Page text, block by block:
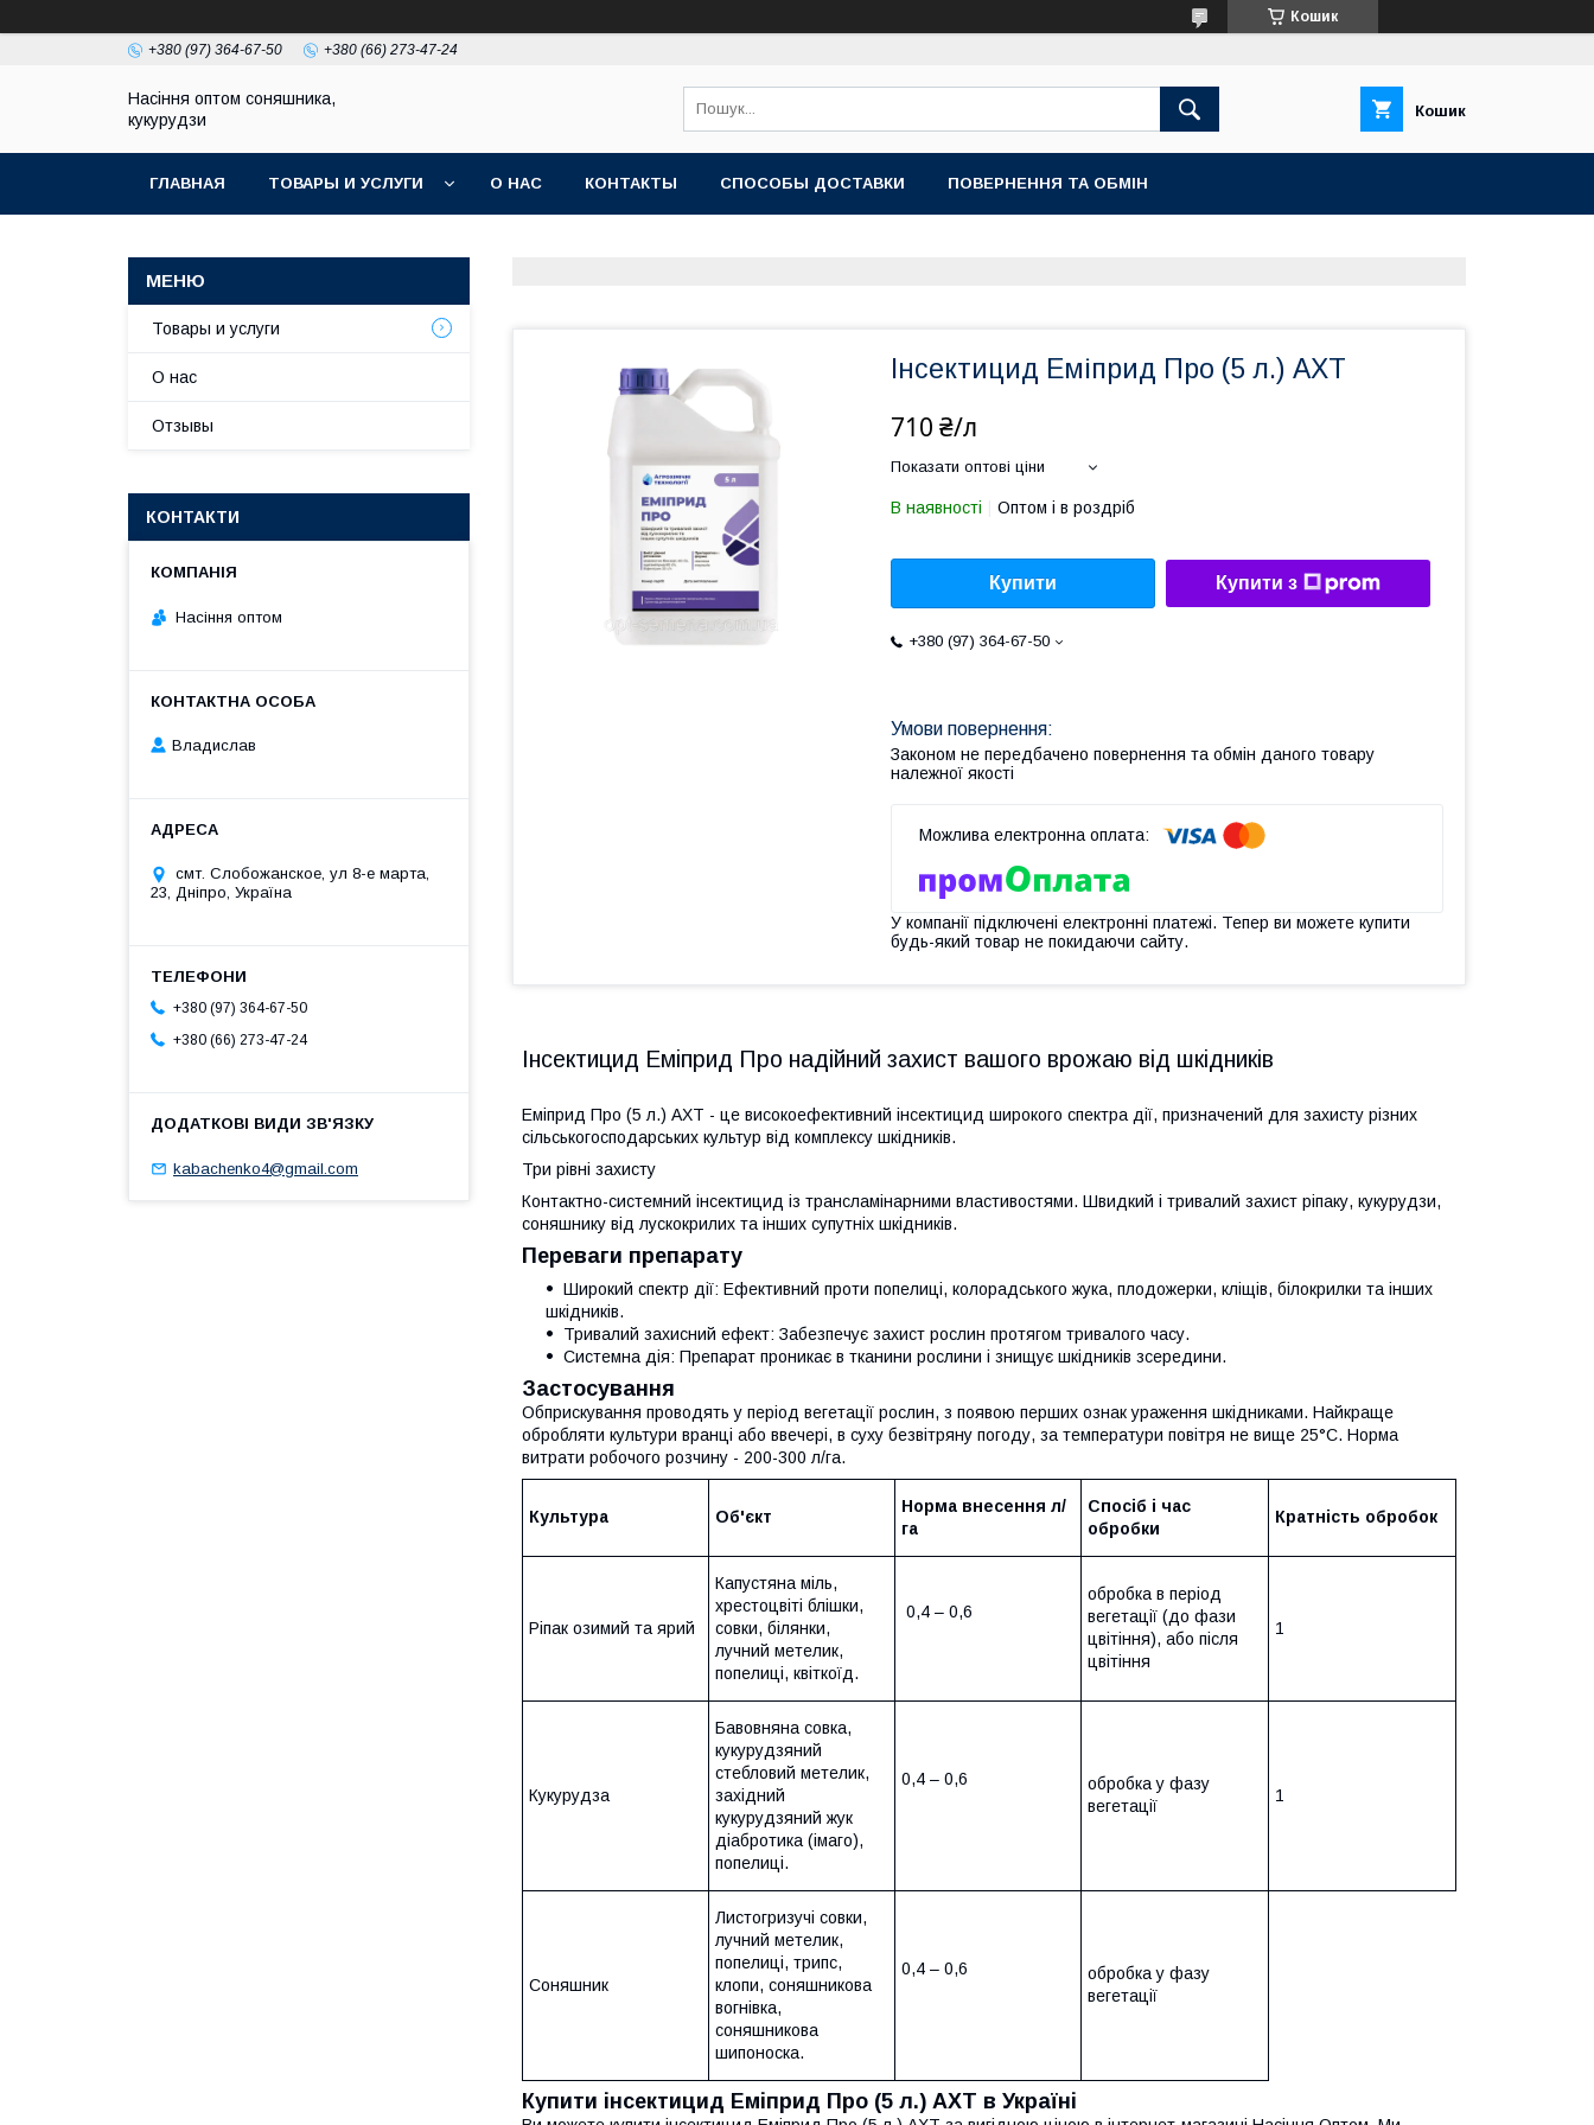
Кошик
+380 (97) 364-67-50 +380 (66) 273-47-24
Насіння оптом соняшника,
кукурудзи
Кошик
ГЛАВНАЯ ТОВАРЫ И УСЛУГИ О НАС КОНТАКТЫ СПОСОБЫ ДОСТАВКИ ПОВЕРНЕННЯ ТА ОБМІН
Інсектицид Еміприд Про (5 л.) АХТ
710 ₴/л
Показати оптові ціни
В наявності Оптом і в роздріб
Купити Купити з
+380 (97) 364-67-50
Законом не передбачено повернення та обмін даного товару
належної якості
У компанії підключені електронні платежі. Тепер ви можете купити
будь-який товар не покидаючи сайту.
Інсектицид Еміприд Про надійний захист вашого врожаю від шкідників
Еміприд Про (5 л.) АХТ - це високоефективний інсектицид широкого спектра дії, призначений для захисту різних
сільськогосподарських культур від комплексу шкідників.
Три рівні захисту
Контактно-системний інсектицид із трансламінарними властивостями. Швидкий і тривалий захист ріпаку, кукурудзи,
соняшнику від лускокрилих та інших супутніх шкідників.
Переваги препарату
Широкий спектр дії: Ефективний проти попелиці, колорадського жука, плодожерки, кліщів, білокрилки та інших
шкідників.
Тривалий захисний ефект: Забезпечує захист рослин протягом тривалого часу.
Системна дія: Препарат проникає в тканини рослини і знищує шкідників зсередини.
Застосування
Обприскування проводять у період вегетації рослин, з появою перших ознак ураження шкідниками. Найкраще
обробляти культури вранці або ввечері, в суху безвітряну погоду, за температури повітря не вище 25°C. Норма
витрати робочого розчину - 200-300 л/га.
Культура Об'єкт
Норма внесення л/
га
Спосіб і час
обробки
Кратність обробок
Ріпак озимий та ярий
Капустяна міль,
хрестоцвіті блішки,
совки, білянки,
лучний метелик,
попелиці, квіткоїд.
0,4 – 0,6
обробка в період
вегетації (до фази
цвітіння), або після
цвітіння
1
Кукурудза
Бавовняна совка,
кукурудзяний
стебловий метелик,
західний
кукурудзяний жук
діабротика (імаго),
попелиці.
0,4 – 0,6
обробка у фазу
вегетації
1
Соняшник
Листогризучі совки,
лучний метелик,
попелиці, трипс,
клопи, соняшникова
вогнівка,
соняшникова
шипоноска.
0,4 – 0,6
обробка у фазу
вегетації
Купити інсектицид Еміприд Про (5 л.) АХТ в Україні
Товары и услуги
О нас
Отзывы
КОНТАКТИ
Насіння оптом
Владислав
смт. Слобожанское, ул 8-е марта,
23, Дніпро, Україна
+380 (97) 364-67-50
+380 (66) 273-47-24
kabachenko4@gmail.com